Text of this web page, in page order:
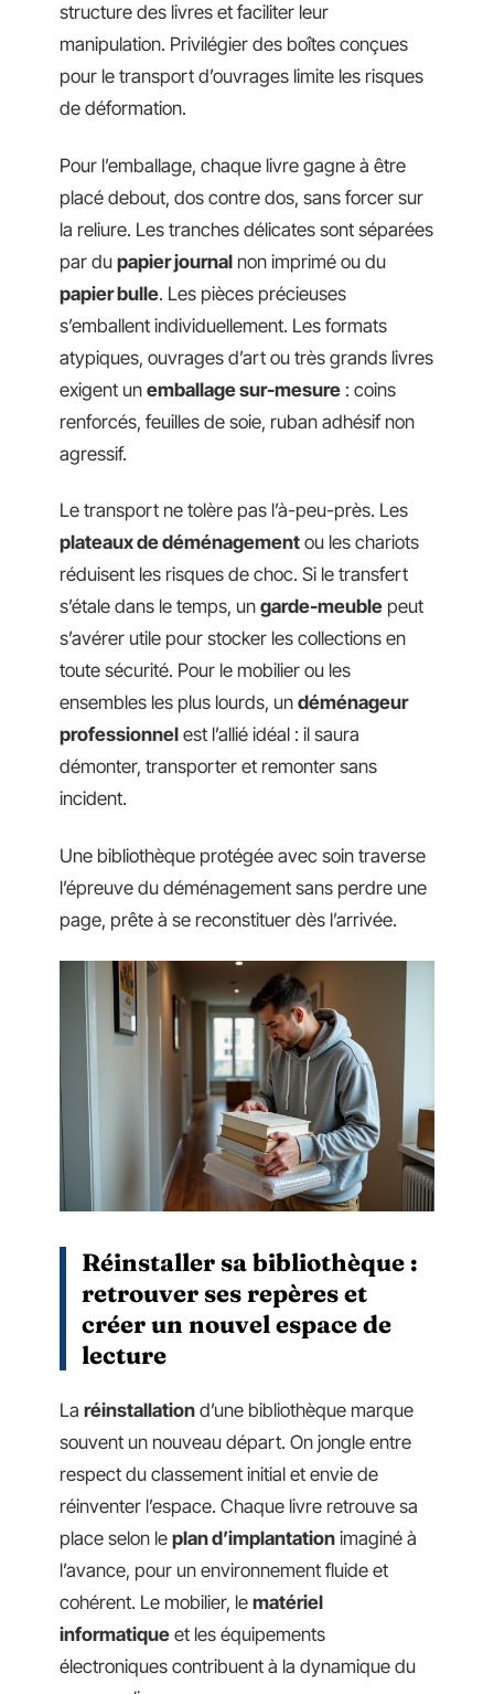
structure des livres et faciliter leur
manipulation. Privilégier des boîtes conçues
pour le transport d’ouvrages limite les risques
de déformation.
Pour l’emballage, chaque livre gagne à être
placé debout, dos contre dos, sans forcer sur
la reliure. Les tranches délicates sont séparées
par du papier journal non imprimé ou du
papier bulle. Les pièces précieuses
s’emballent individuellement. Les formats
atypiques, ouvrages d’art ou très grands livres
exigent un emballage sur-mesure : coins
renforcés, feuilles de soie, ruban adhésif non
agressif.
Le transport ne tolère pas l’à-peu-près. Les
plateaux de déménagement ou les chariots
réduisent les risques de choc. Si le transfert
s’étale dans le temps, un garde-meuble peut
s’avérer utile pour stocker les collections en
toute sécurité. Pour le mobilier ou les
ensembles les plus lourds, un déménageur
professionnel est l’allié idéal : il saura
démonter, transporter et remonter sans
incident.
Une bibliothèque protégée avec soin traverse
l’épreuve du déménagement sans perdre une
page, prête à se reconstituer dès l’arrivée.
Réinstaller sa bibliothèque :
retrouver ses repères et
créer un nouvel espace de
lecture
La réinstallation d’une bibliothèque marque
souvent un nouveau départ. On jongle entre
respect du classement initial et envie de
réinventer l’espace. Chaque livre retrouve sa
place selon le plan d’implantation imaginé à
l’avance, pour un environnement fluide et
cohérent. Le mobilier, le matériel
informatique et les équipements
électroniques contribuent à la dynamique du